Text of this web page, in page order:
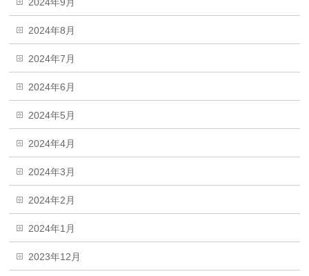
2024年9月
2024年8月
2024年7月
2024年6月
2024年5月
2024年4月
2024年3月
2024年2月
2024年1月
2023年12月